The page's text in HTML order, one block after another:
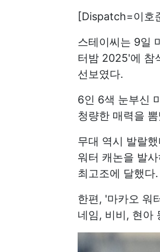
[Dispatch=이호
스테이씨는 9일
터밤 2025'에 참
선보였다.
6인 6색 눈부신
청량한 매력을
무대 역시 발랄
워터 캐논을 발
최고조에 달했다.
한편, '마카오 워
네임, 비비, 현아